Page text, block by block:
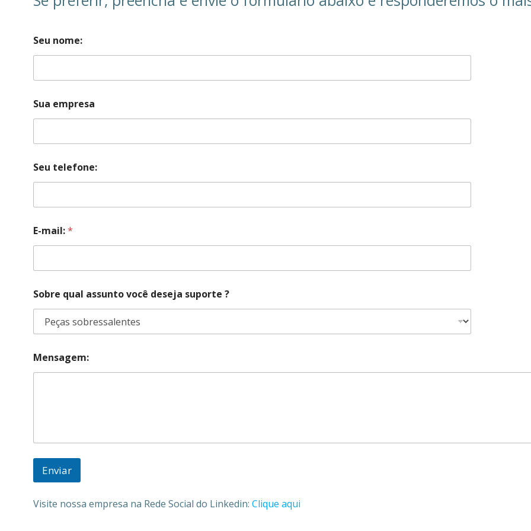
Seu nome:
Sua empresa
Seu telefone:
E-mail:*
n
o
e
?
u
a
n
m
e
:
Sobre qual assunto você deseja suporte ?
Mensagem:
Enviar
Visite nossa empresa na Rede Social do Linkedin: Clique aqui